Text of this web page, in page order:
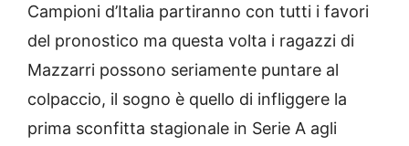
Campioni d’Italia partiranno con tutti i favori
del pronostico ma questa volta i ragazzi di
Mazzarri possono seriamente puntare al
colpaccio, il sogno è quello di infliggere la
prima sconfitta stagionale in Serie A agli